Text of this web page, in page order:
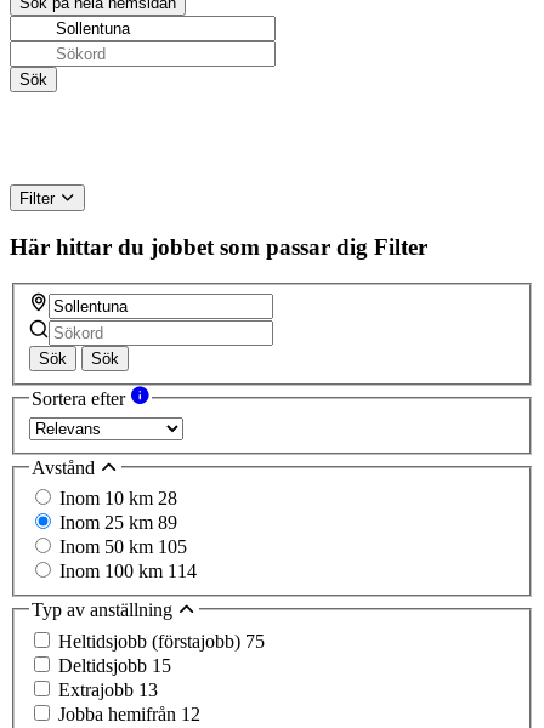
Filter
Här hittar du jobbet som passar dig Filter
Sök Sök
Sortera efter
Avstånd
Inom 10 km 28
Inom 25 km 89
Inom 50 km 105
Inom 100 km 114
Typ av anställning
Heltidsjobb (förstajobb) 75
Deltidsjobb 15
Extrajobb 13
Jobba hemifrån 12